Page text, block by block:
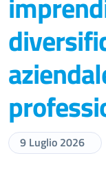
9 Luglio 2026